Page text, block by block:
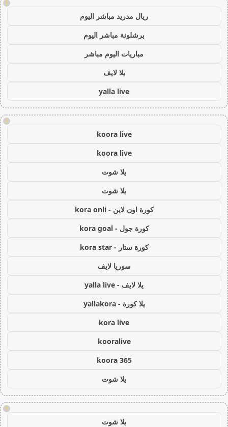
!
ريال مدريد مباشر اليوم
برشلونة مباشر اليوم
مباريات اليوم مباشر
يلا لايف
yalla live
!
koora live
koora live
يلا شوت
يلا شوت
كورة اون لاين - kora onli
كورة جول - kora goal
كورة ستار - kora star
سوريا لايف
يلا لايف - yalla live
يلا كورة - yallakora
kora live
kooralive
koora 365
يلا شوت
!
يلا شوت